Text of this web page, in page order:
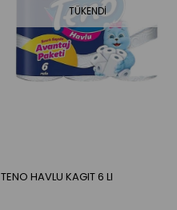
TÜKENDI
TENO HAVLU KAGIT 6 LI